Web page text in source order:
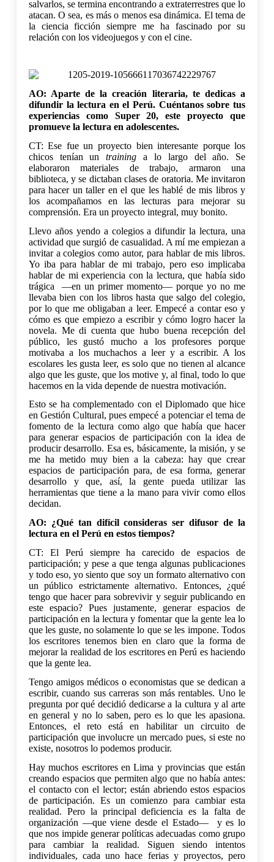
salvarlos, se termina encontrando a extraterrestres que lo
atacan. O sea, es más o menos esa dinámica. El tema de
la ciencia ficción siempre me ha fascinado por su
relación con los videojuegos y con el cine.
AO: Aparte de la creación literaria, te dedicas a
difundir la lectura en el Perú. Cuéntanossobre tus
experiencias como Super 20, este proyecto que
promueve la lectura en adolescentes.
CT: Ese fue un proyecto bien interesante porque los
chicos tenían untraining a lo largo del año. Se
elaboraron materiales de trabajo, armaron una
biblioteca, y se dictaban clases de oratoria. Me invitaron
para hacer un taller en el que les hablé de mis libros y
los acompañamos en las lecturas para mejorar su
comprensión. Era un proyecto integral, muy bonito.
Llevo años yendo a colegios a difundir la lectura, una
actividad que surgió de casualidad. A mí me empiezan a
invitar a colegios como autor, para hablar de mis libros.
Yo iba para hablar de mi trabajo, pero eso implicaba
hablar de mi experiencia con la lectura, que había sido
trágica —en un primer momento— porque yo no me
llevaba bien con los libros hasta que salgo del colegio,
por lo que me obligaban a leer. Empecé a contar eso y
cómo es que empiezo a escribir y cómo logro hacer la
novela. Me di cuenta que hubo buena recepción del
público, les gustó mucho a los profesores porque
motivaba a los muchachos a leer y a escribir. A los
escolares les gusta leer, es solo que no tienen al alcance
algo que les guste, que los motive y, al final, todo lo que
hacemos en la vida depende de nuestra motivación.
Esto se ha complementado con el Diplomado que hice
en Gestión Cultural, pues empecé a potenciar el tema de
fomento de la lectura como algo que había que hacer
para generar espacios de participación con la idea de
producir desarrollo. Esa es, básicamente, la misión, y se
me ha metido muy bien a la cabeza: hay que crear
espacios de participación para, de esa forma, generar
desarrollo y que, así, la gente pueda utilizar las
herramientas que tiene a la mano para vivir como ellos
decidan.
AO: ¿Qué tan difícil consideras ser difusor de la
lectura en el Perú en estos tiempos?
CT: El Perú siempre ha carecido de espacios de
participación; y pese a que tenga algunas publicaciones
y todo eso, yo siento que soy un formato alternativo con
un público estrictamente alternativo. Entonces, ¿qué
tengo que hacer para sobrevivir y seguir publicando en
este espacio? Pues justamente, generar espacios de
participación en la lectura y fomentar que la gente lea lo
que les guste, no solamente lo que se les impone. Todos
los escritores tenemos bien en claro que la forma de
mejorar la realidad de los escritores en Perú es haciendo
que la gente lea.
Tengo amigos médicos o economistas que se dedican a
escribir, cuando sus carreras son más rentables. Uno le
pregunta por qué decidió dedicarse a la cultura y al arte
en general y no lo saben, pero es lo que les apasiona.
Entonces, el reto está en habilitar un circuito de
participación que involucre un mercado pues, si este no
existe, nosotros lo podemos producir.
Hay muchos escritores en Lima y provincias que están
creando espacios que permiten algo que no había antes:
el contacto con el lector; están abriendo estos espacios
de participación. Es un comienzo para cambiar esta
realidad. Pero la principal deficiencia es la falta de
organización —que viene desde el Estado— y es lo
que nos impide generar políticas adecuadas como grupo
para cambiar la realidad. Siguen siendo intentos
individuales, cada uno hace ferias y proyectos, pero